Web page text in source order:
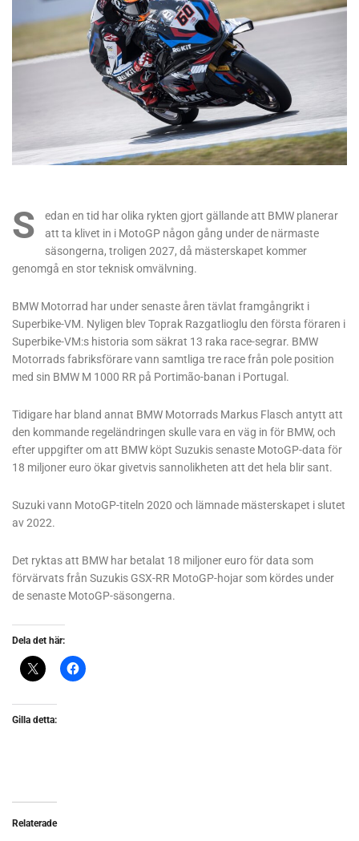
S
edan en tid har olika rykten gjort gällande att BMW planerar
att ta klivet in i MotoGP någon gång under de närmaste
säsongerna, troligen 2027, då mästerskapet kommer
genomgå en stor teknisk omvälvning.
BMW Motorrad har under senaste åren tävlat framgångrikt i
Superbike-VM. Nyligen blev Toprak Razgatlioglu den första föraren i
Superbike-VM:s historia som säkrat 13 raka race-segrar. BMW
Motorrads fabriksförare vann samtliga tre race från pole position
med sin BMW M 1000 RR på Portimão-banan i Portugal.
Tidigare har bland annat BMW Motorrads Markus Flasch antytt att
den kommande regeländringen skulle vara en väg in för BMW, och
efter uppgifter om att BMW köpt Suzukis senaste MotoGP-data för
18 miljoner euro ökar givetvis sannolikheten att det hela blir sant.
Suzuki vann MotoGP-titeln 2020 och lämnade mästerskapet i slutet
av 2022.
Det ryktas att BMW har betalat 18 miljoner euro för data som
förvärvats från Suzukis GSX-RR MotoGP-hojar som kördes under
de senaste MotoGP-säsongerna.
Dela det här:
Gilla detta:
Relaterade